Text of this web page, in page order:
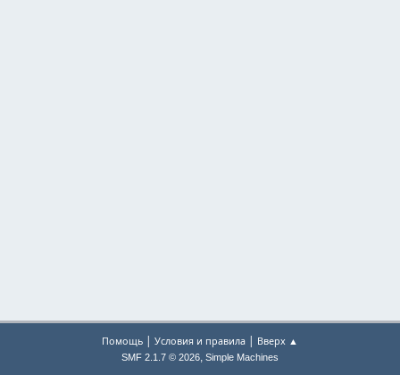
Помощь | Условия и правила | Вверх ▲
SMF 2.1.7 © 2026, Simple Machines